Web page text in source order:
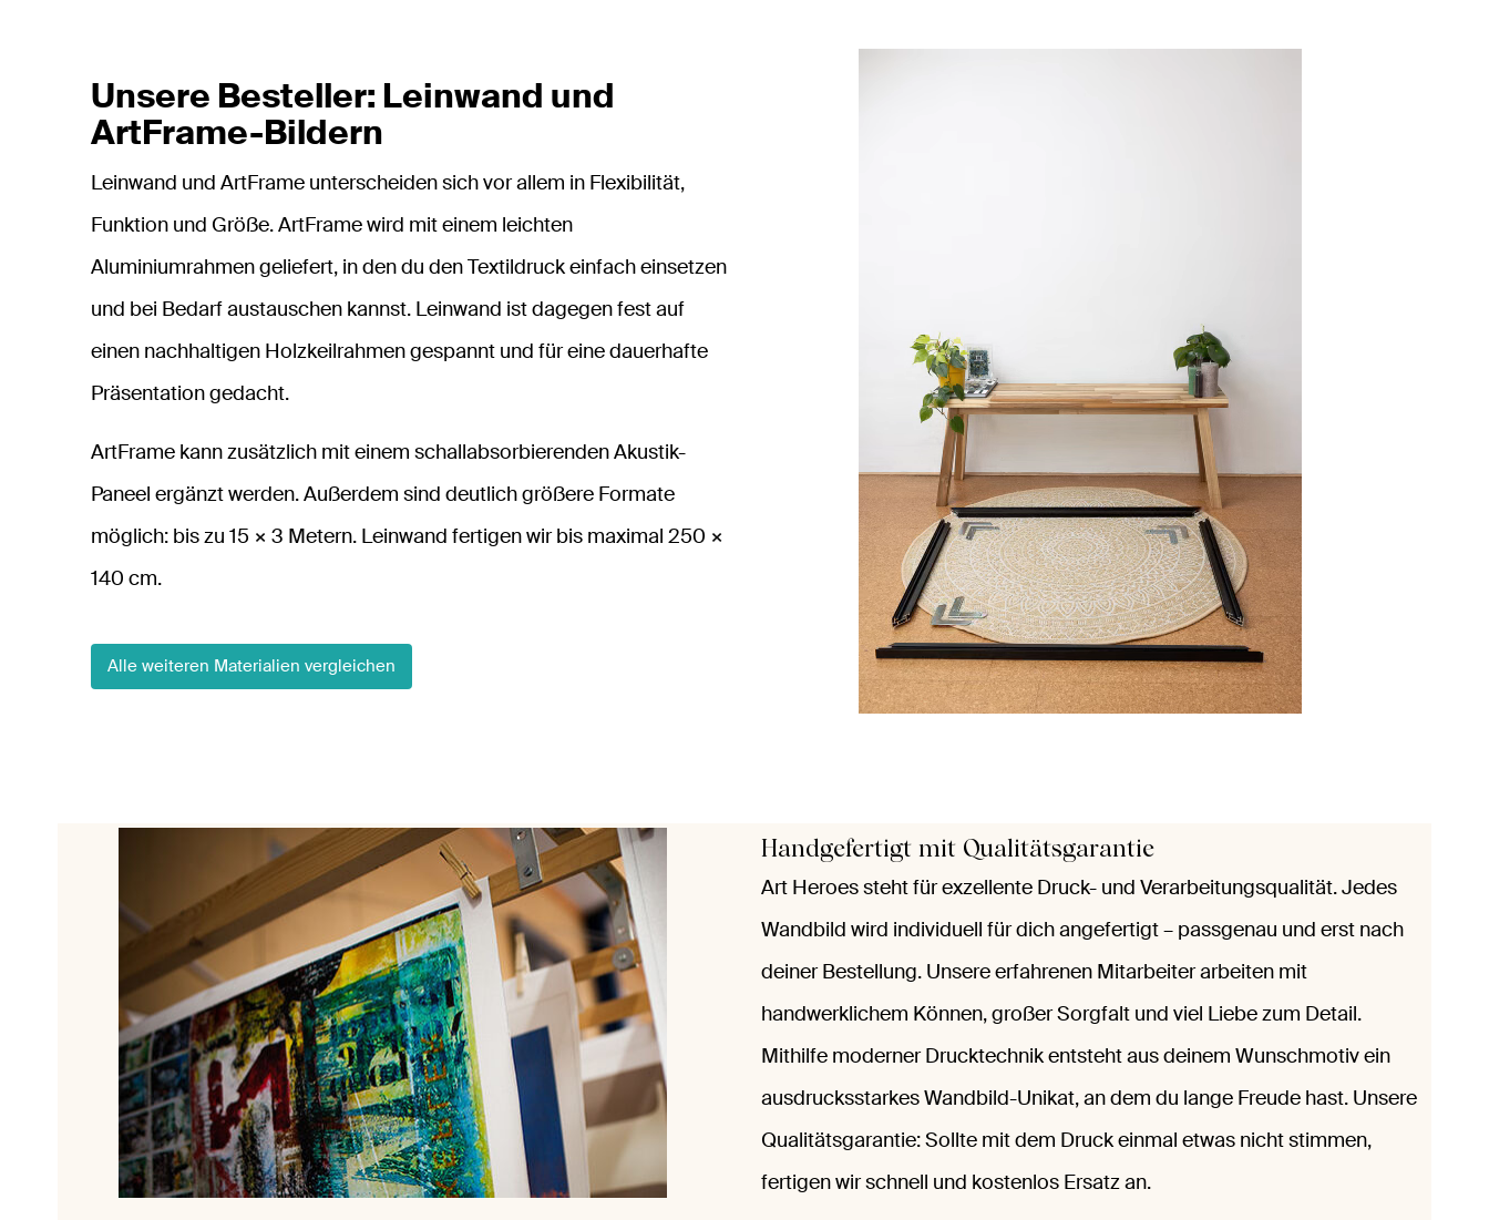
Unsere Besteller: Leinwand und
ArtFrame-Bildern
Leinwand und ArtFrame unterscheiden sich vor allem in Flexibilität,
Funktion und Größe. ArtFrame wird mit einem leichten
Aluminiumrahmen geliefert, in den du den Textildruck einfach einsetzen
und bei Bedarf austauschen kannst. Leinwand ist dagegen fest auf
einen nachhaltigen Holzkeilrahmen gespannt und für eine dauerhafte
Präsentation gedacht.
ArtFrame kann zusätzlich mit einem schallabsorbierenden Akustik-
Paneel ergänzt werden. Außerdem sind deutlich größere Formate
möglich: bis zu 15 × 3 Metern. Leinwand fertigen wir bis maximal 250 ×
140 cm.
Alle weiteren Materialien vergleichen
Handgefertigt mit Qualitätsgarantie
Art Heroes steht für exzellente Druck- und Verarbeitungsqualität. Jedes
Wandbild wird individuell für dich angefertigt – passgenau und erst nach
deiner Bestellung. Unsere erfahrenen Mitarbeiter arbeiten mit
handwerklichem Können, großer Sorgfalt und viel Liebe zum Detail.
Mithilfe moderner Drucktechnik entsteht aus deinem Wunschmotiv ein
ausdrucksstarkes Wandbild-Unikat, an dem du lange Freude hast. Unsere
Qualitätsgarantie: Sollte mit dem Druck einmal etwas nicht stimmen,
fertigen wir schnell und kostenlos Ersatz an.